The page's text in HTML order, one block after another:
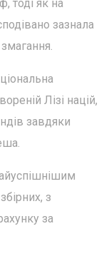
тоді як на
зазнала
Лізі націй,
завдяки
з
за